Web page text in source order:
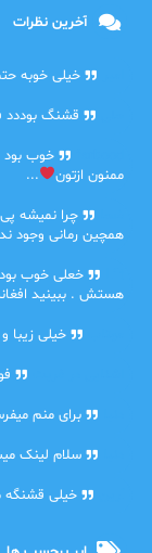
آخرین نظرات
خیلی خوبه
قشنگ بوددد
خوب بود
ممنون ازتون
...
چرا نمیشه
همچین رمانی وجود
خعلی خوب بود
هستش . ببینید
خیلی زیبا
برای منم
سلام لینک
خیلی قشنگه